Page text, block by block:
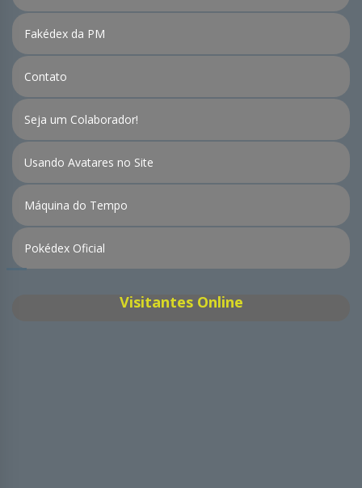
Fakédex da PM
Contato
Seja um Colaborador!
Usando Avatares no Site
Máquina do Tempo
Pokédex Oficial
Visitantes Online